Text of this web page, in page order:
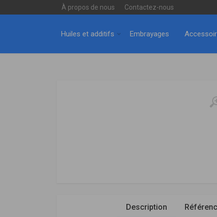
À propos de nous Contactez-nous
Huiles et additifs Embrayages
Description